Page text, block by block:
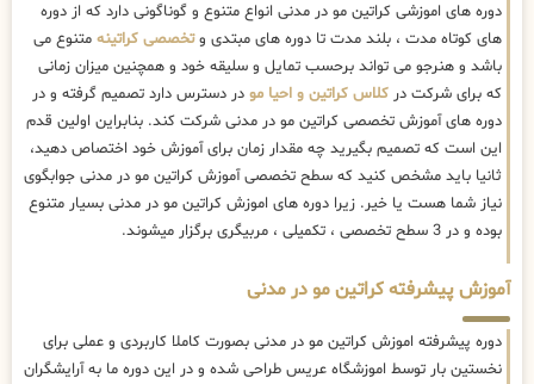
دوره های اموزشی کراتین مو در مدنی انواع متنوع و گوناگونی دارد که از دوره
های کوتاه مدت ، بلند مدت تا دوره های مبتدی وتخصصی کراتینه متنوع می
باشد و هنرجو می تواند برحسب تمایل و سلیقه خود و همچنین میزان زمانی
که برای شرکت در کلاس کراتین و احیا مو در دسترس دارد تصمیم گرفته و در
دوره های آموزش تخصصی کراتین مو در مدنی شرکت کند. بنابراین اولین قدم
این است که تصمیم بگیرید چه مقدار زمان برای آموزش خود اختصاص دهید،
ثانیا باید مشخص کنید که سطح تخصصی آموزش کراتین مو در مدنی جوابگوی
نیاز شما هست یا خیر. زیرا دوره های اموزش کراتین مو در مدنی بسیار متنوع
بوده و در 3 سطح تخصصی ، تکمیلی ، مربیگری برگزار میشوند.
آموزش پیشرفته کراتین مو در مدنی
دوره پیشرفته اموزش کراتین مو در مدنی بصورت کاملا کاربردی و عملی برای
نخستین بار توسط اموزشگاه عریس طراحی شده و در این دوره ما به آرایشگران